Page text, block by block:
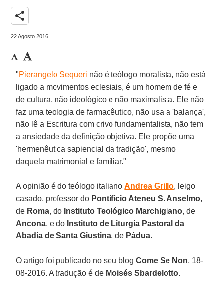
share
22 Agosto 2016
"Pierangelo Sequeri não é teólogo moralista, não está
ligado a movimentos eclesiais, é um homem de fé e
de cultura, não ideológico e não maximalista. Ele não
faz uma teologia de farmacêutico, não usa a 'balança',
não lê a Escritura com crivo fundamentalista, não tem
a ansiedade da definição objetiva. Ele propõe uma
'hermenêutica sapiencial da tradição', mesmo
daquela matrimonial e familiar."
A opinião é do teólogo italianoAndrea Grillo, leigo
casado, professor do Pontifício Ateneu S. Anselmo,
de Roma, do Instituto Teológico Marchigiano, de
Ancona, e do Instituto de Liturgia Pastoral da
Abadia de Santa Giustina, de Pádua.
O artigo foi publicado no seu blogCome Se Non, 18-
08-2016. A tradução é de Moisés Sbardelotto.